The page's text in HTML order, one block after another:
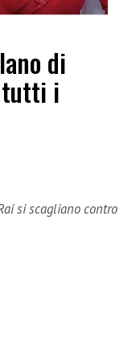
di
tutti i
si scagliano contro